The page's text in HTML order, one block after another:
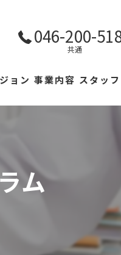
046-200-
共通
ョン 事業内容 スタッフ
ム